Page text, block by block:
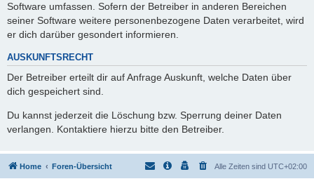
Software umfassen. Sofern der Betreiber in anderen Bereichen
seiner Software weitere personenbezogene Daten verarbeitet, wird
er dich darüber gesondert informieren.
AUSKUNFTSRECHT
Der Betreiber erteilt dir auf Anfrage Auskunft, welche Daten über
dich gespeichert sind.
Du kannst jederzeit die Löschung bzw. Sperrung deiner Daten
verlangen. Kontaktiere hierzu bitte den Betreiber.
Home Foren-Übersicht Alle Zeiten sind UTC+02:00